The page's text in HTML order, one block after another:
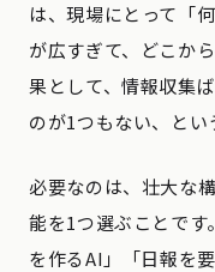
は、現場にとって「
が広すぎて、どこか
果として、情報収集
のが1つもない、とい
必要なのは、壮大な
能を1つ選ぶことで
を作るAI」「日報を